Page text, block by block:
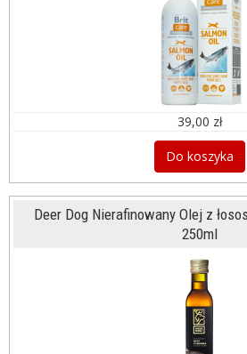
39,00 zł
Do koszyka
Deer Dog Nierafinowany Olej z
250ml